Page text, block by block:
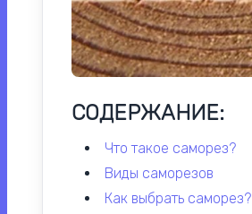
СОДЕРЖАНИЕ:
что такое саморез?
виды саморезов
как выбрать саморез?